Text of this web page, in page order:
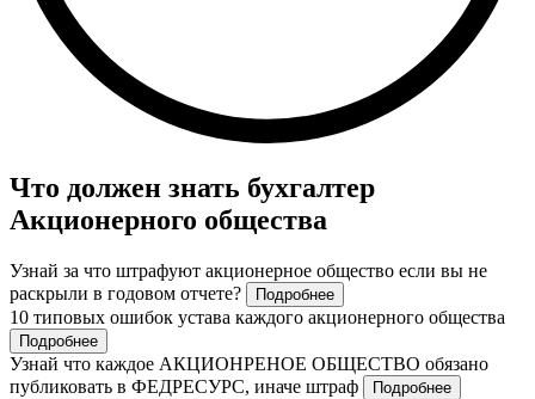
Что должен знать бухгалтер
Акционерного общества
Узнай за что штрафуют акционерное общество если вы не
раскрыли в годовом отчете?
Подробнее
10 типовых ошибок устава каждого акционерного общества
Подробнее
Узнай что каждое АКЦИОНРЕНОЕ ОБЩЕСТВО обязано
публиковать в ФЕДРЕСУРС, иначе штраф
Подробнее